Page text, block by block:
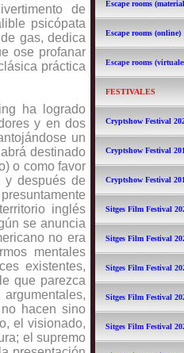
de
psicópata
gas, dedica
ose profanar
práctica
ha logrado
y en dos
un
destinado
o como favor
y después de
inglés
se anuncia
no era
mentales
existentes,
que parezca
hacen sino
el visionado,
el supremo
Escape rooms
Escape rooms (online)
Escape rooms
FESTIVALES
Cryptshow Festival
Cryptshow Festival
Cryptshow Festival
Sitges Film Festival
Sitges Film Festival
Sitges Film Festival
Sitges Film Festival
Sitges Film Festival